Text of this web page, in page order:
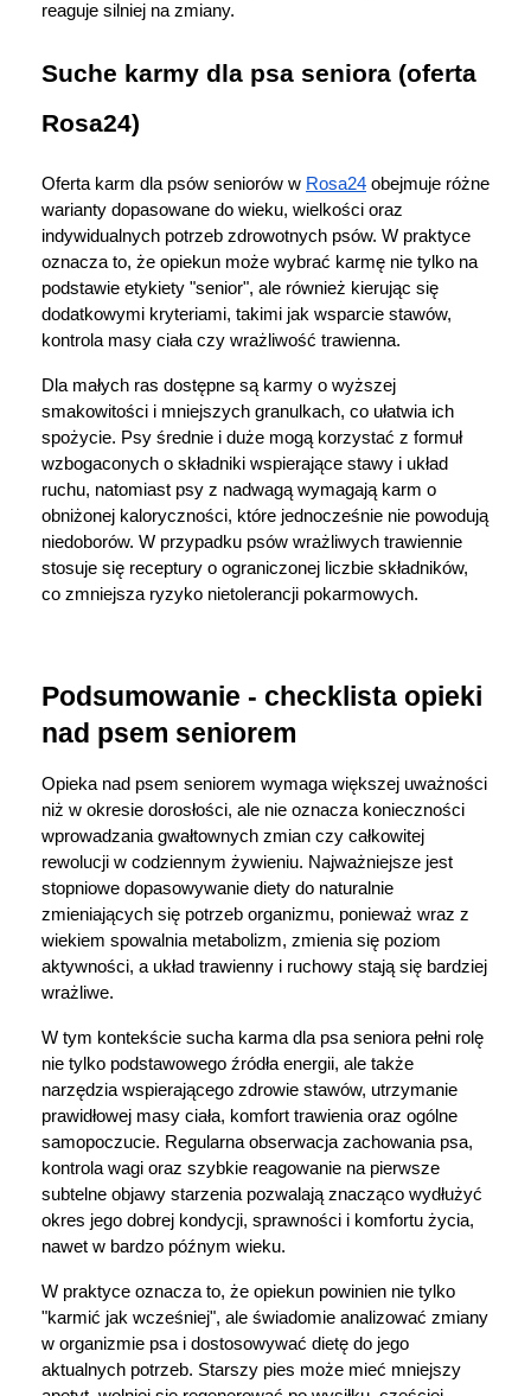
reaguje silniej na zmiany.
Suche karmy dla psa seniora (oferta
Rosa24)
Oferta karm dla psów seniorów w Rosa24 obejmuje różne
warianty dopasowane do wieku, wielkości oraz
indywidualnych potrzeb zdrowotnych psów. W praktyce
oznacza to, że opiekun może wybrać karmę nie tylko na
podstawie etykiety "senior", ale również kierując się
dodatkowymi kryteriami, takimi jak wsparcie stawów,
kontrola masy ciała czy wrażliwość trawienna.
Dla małych ras dostępne są karmy o wyższej
smakowitości i mniejszych granulkach, co ułatwia ich
spożycie. Psy średnie i duże mogą korzystać z formuł
wzbogaconych o składniki wspierające stawy i układ
ruchu, natomiast psy z nadwagą wymagają karm o
obniżonej kaloryczności, które jednocześnie nie powodują
niedoborów. W przypadku psów wrażliwych trawiennie
stosuje się receptury o ograniczonej liczbie składników,
co zmniejsza ryzyko nietolerancji pokarmowych.
Podsumowanie - checklista opieki
nad psem seniorem
Opieka nad psem seniorem wymaga większej uważności
niż w okresie dorosłości, ale nie oznacza konieczności
wprowadzania gwałtownych zmian czy całkowitej
rewolucji w codziennym żywieniu. Najważniejsze jest
stopniowe dopasowywanie diety do naturalnie
zmieniających się potrzeb organizmu, ponieważ wraz z
wiekiem spowalnia metabolizm, zmienia się poziom
aktywności, a układ trawienny i ruchowy stają się bardziej
wrażliwe.
W tym kontekście sucha karma dla psa seniora pełni rolę
nie tylko podstawowego źródła energii, ale także
narzędzia wspierającego zdrowie stawów, utrzymanie
prawidłowej masy ciała, komfort trawienia oraz ogólne
samopoczucie. Regularna obserwacja zachowania psa,
kontrola wagi oraz szybkie reagowanie na pierwsze
subtelne objawy starzenia pozwalają znacząco wydłużyć
okres jego dobrej kondycji, sprawności i komfortu życia,
nawet w bardzo późnym wieku.
W praktyce oznacza to, że opiekun powinien nie tylko
"karmić jak wcześniej", ale świadomie analizować zmiany
w organizmie psa i dostosowywać dietę do jego
aktualnych potrzeb. Starszy pies może mieć mniejszy